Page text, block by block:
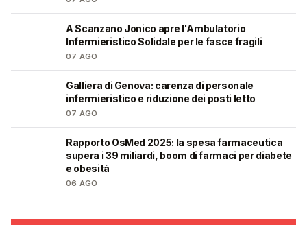
A Scanzano Jonico apre l'Ambulatorio
Infermieristico Solidale per le fasce fragili
07 AGO
Galliera di Genova: carenza di personale
infermieristico e riduzione dei posti letto
07 AGO
Rapporto OsMed 2025: la spesa farmaceutica
supera i 39 miliardi, boom di farmaci per diabete
e obesità
06 AGO